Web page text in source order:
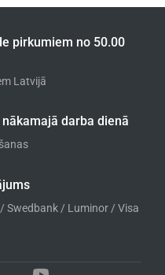
pirkumiem no 50.00
Latvijā
darba dienā
Swedbank / Luminor / Visa